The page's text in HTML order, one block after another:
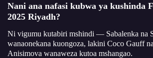
Nani ana nafasi kubwa ya kushinda
2025 Riyadh?
Ni vigumu kutabiri mshindi — Sabalenka na
wanaonekana kuongoza, lakini Coco Gauff
Anisimova wanaweza kutoa mshangao.